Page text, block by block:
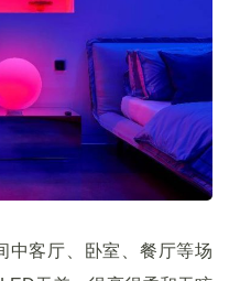
中客厅、卧室、餐厅等场